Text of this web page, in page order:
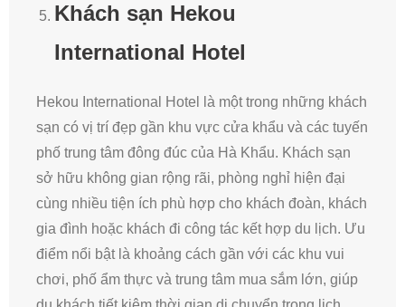
Khách sạn Hekou
International Hotel
Hekou International Hotel là một trong những khách
sạn có vị trí đẹp gần khu vực cửa khẩu và các tuyến
phố trung tâm đông đúc của Hà Khẩu. Khách sạn
sở hữu không gian rộng rãi, phòng nghỉ hiện đại
cùng nhiều tiện ích phù hợp cho khách đoàn, khách
gia đình hoặc khách đi công tác kết hợp du lịch. Ưu
điểm nổi bật là khoảng cách gần với các khu vui
chơi, phố ẩm thực và trung tâm mua sắm lớn, giúp